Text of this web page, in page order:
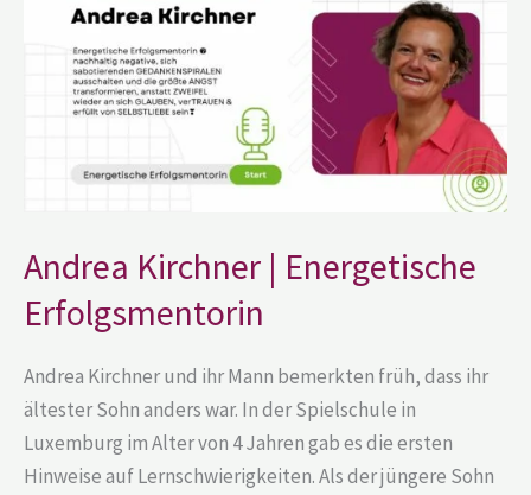
Andrea Kirchner | Energetische
Erfolgsmentorin
Andrea Kirchner und ihr Mann bemerkten früh, dass ihr
ältester Sohn anders war. In der Spielschule in
Luxemburg im Alter von 4 Jahren gab es die ersten
Hinweise auf Lernschwierigkeiten. Als der jüngere Sohn
Energetische
Erfolgsmentorin